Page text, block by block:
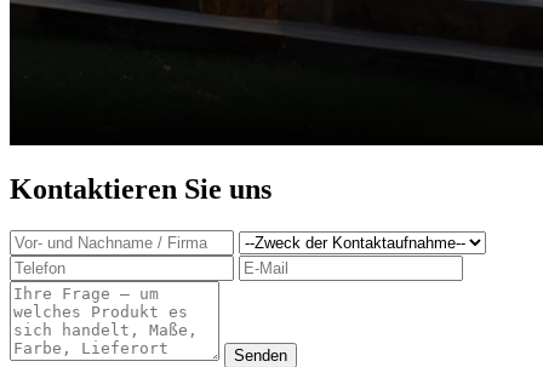
Kontaktieren Sie uns